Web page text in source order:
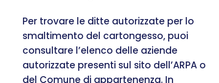
Per trovare le ditte autorizzate per lo
smaltimento del cartongesso, puoi
consultare l’elenco delle aziende
autorizzate presenti sul sito dell’ARPA o
del Comune di appartenenza. In